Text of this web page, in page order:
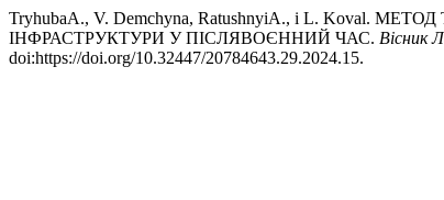
TryhubaА., V. Demchyna, RatushnyiА., і L. Koval.
ІНФРАСТРУКТУРИ У ПІСЛЯВОЄННИЙ ЧАС. Вісник
doi:https://doi.org/10.32447/20784643.29.2024.15.